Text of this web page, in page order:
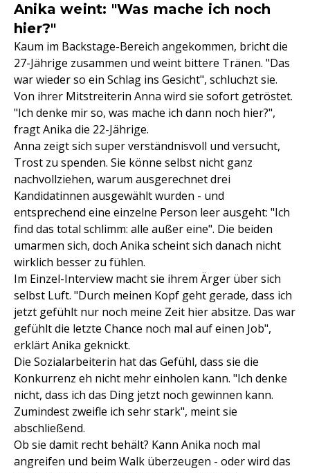
Anika weint: "Was mache ich noch
hier?"
Kaum im Backstage-Bereich angekommen, bricht die
27-Jährige zusammen und weint bittere Tränen. "Das
war wieder so ein Schlag ins Gesicht", schluchzt sie.
Von ihrer Mitstreiterin Anna wird sie sofort getröstet.
"Ich denke mir so, was mache ich dann noch hier?",
fragt Anika die 22-Jährige.
Anna zeigt sich super verständnisvoll und versucht,
Trost zu spenden. Sie könne selbst nicht ganz
nachvollziehen, warum ausgerechnet drei
Kandidatinnen ausgewählt wurden - und
entsprechend eine einzelne Person leer ausgeht: "Ich
find das total schlimm: alle außer eine". Die beiden
umarmen sich, doch Anika scheint sich danach nicht
wirklich besser zu fühlen.
Im Einzel-Interview macht sie ihrem Ärger über sich
selbst Luft. "Durch meinen Kopf geht gerade, dass ich
jetzt gefühlt nur noch meine Zeit hier absitze. Das war
gefühlt die letzte Chance noch mal auf einen Job",
erklärt Anika geknickt.
Die Sozialarbeiterin hat das Gefühl, dass sie die
Konkurrenz eh nicht mehr einholen kann. "Ich denke
nicht, dass ich das Ding jetzt noch gewinnen kann.
Zumindest zweifle ich sehr stark", meint sie
abschließend.
Ob sie damit recht behält? Kann Anika noch mal
angreifen und beim Walk überzeugen - oder wird das